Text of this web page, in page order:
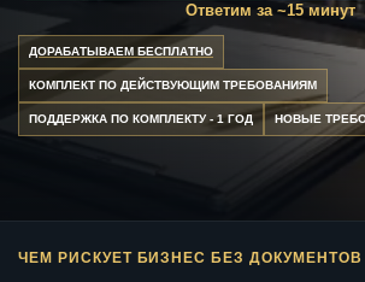
Ответим за ~15 минут
ДОРАБАТЫВАЕМ БЕСПЛАТНО
КОМПЛЕКТ ПО ДЕЙСТВУЮЩИМ ТРЕБОВАНИЯМ
ПОДДЕРЖКА ПО КОМПЛЕКТУ - 1 ГОД НОВЫЕ
ЧЕМ РИСКУЕТ БИЗНЕС БЕЗ ДОКУМЕНТОВ